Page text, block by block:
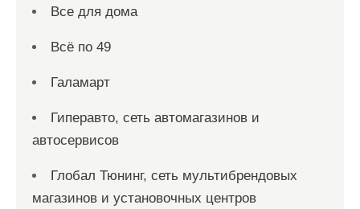
Все для дома
Всё по 49
Галамарт
Гиперавто, сеть автомагазинов и
автосервисов
Глобал Тюнинг, сеть мультибрендовых
магазинов и установочных центров